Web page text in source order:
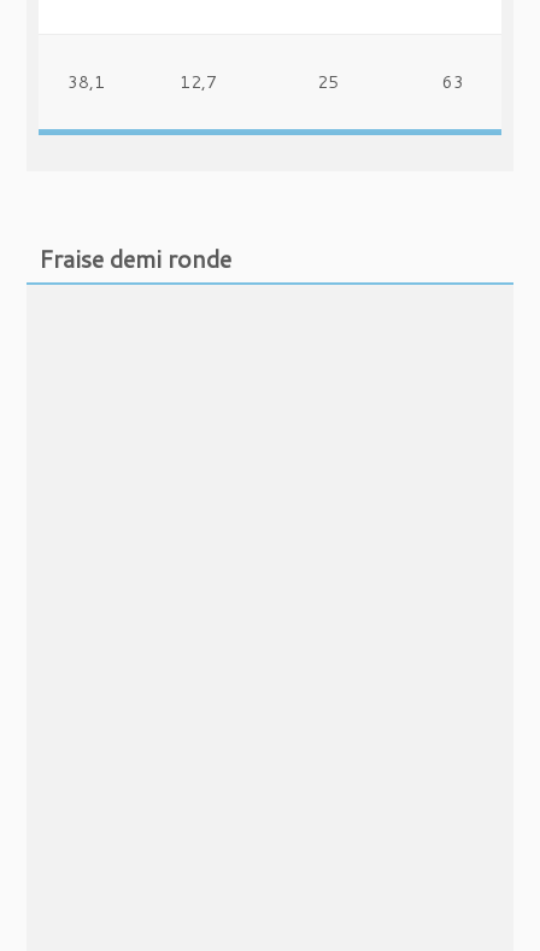
38,1 12,7 25 63
Fraise demi ronde